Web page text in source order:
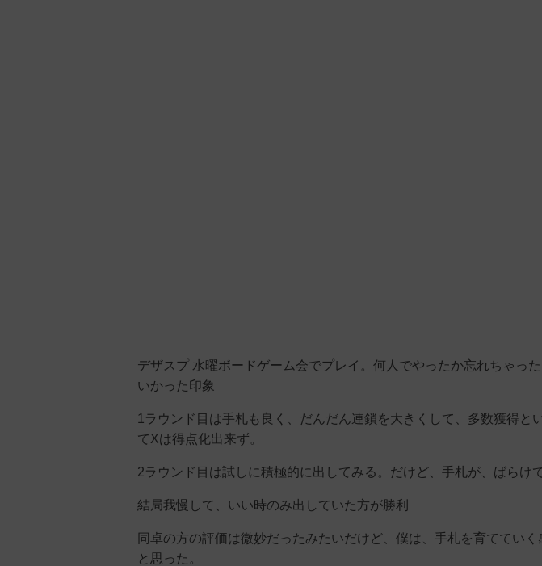
デザスプ 水曜ボードゲーム会でプレイ。何人でやったか忘れちゃっ
いかった印象
1ラウンド目は手札も良く、だんだん連鎖を大きくして、多数獲得と
てXは得点化出来ず。
2ラウンド目は試しに積極的に出してみる。だけど、手札が、ばらけ
結局我慢して、いい時のみ出していた方が勝利
同卓の方の評価は微妙だったみたいだけど、僕は、手札を育ててい
と思った。